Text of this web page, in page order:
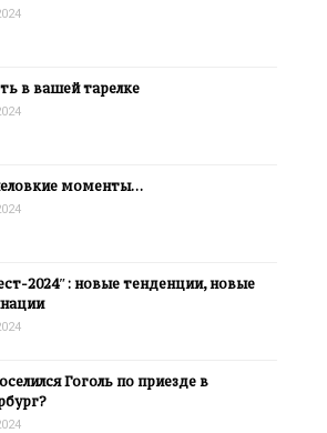
в вашей тарелке
моменты…
2024″: новые тенденции, новые
Гоголь по приезде в